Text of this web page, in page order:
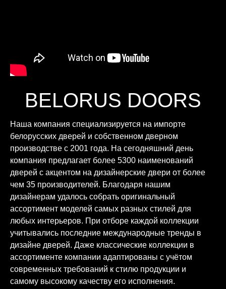
BELORUS DOORS
Наша компания специализируется на импорте
белорусских дверей и собственном дверном
производстве с 2001 года. На сегодняшний день
компания предлагает более 5300 наименований
дверей с акцентом на дизайнерские двери от более
чем 35 производителей. Благодаря нашим
дизайнерам удалось собрать оригинальный
ассортимент моделей самых разных стилей для
любых интерьеров. При отборе каждой коллекции
учитывались последние международные тренды в
дизайне дверей. Даже классические коллекции в
ассортименте компании адаптированы с учётом
современных требований к стилю продукции и
самому высокому качеству его исполнения.